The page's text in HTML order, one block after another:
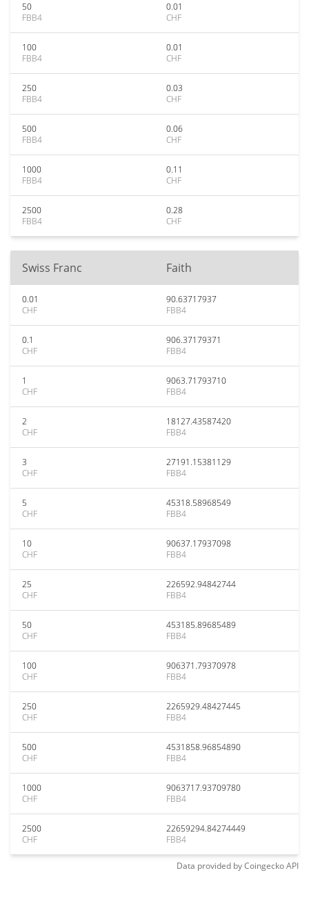
50
FBB4
0.01
CHF
100
FBB4
0.01
CHF
250
FBB4
0.03
CHF
500
FBB4
0.06
CHF
1000
FBB4
0.11
CHF
2500
FBB4
0.28
CHF
Swiss Franc Faith
0.01
CHF
90.63717937
FBB4
0.1
CHF
906.37179371
FBB4
1
CHF
9063.71793710
FBB4
2
CHF
18127.43587420
FBB4
3
CHF
27191.15381129
FBB4
5
CHF
45318.58968549
FBB4
10
CHF
90637.17937098
FBB4
25
CHF
226592.94842744
FBB4
50
CHF
453185.89685489
FBB4
100
CHF
906371.79370978
FBB4
250
CHF
2265929.48427445
FBB4
500
CHF
4531858.96854890
FBB4
1000
CHF
9063717.93709780
FBB4
2500
CHF
22659294.84274449
FBB4
Data provided byCoingeckoAPI